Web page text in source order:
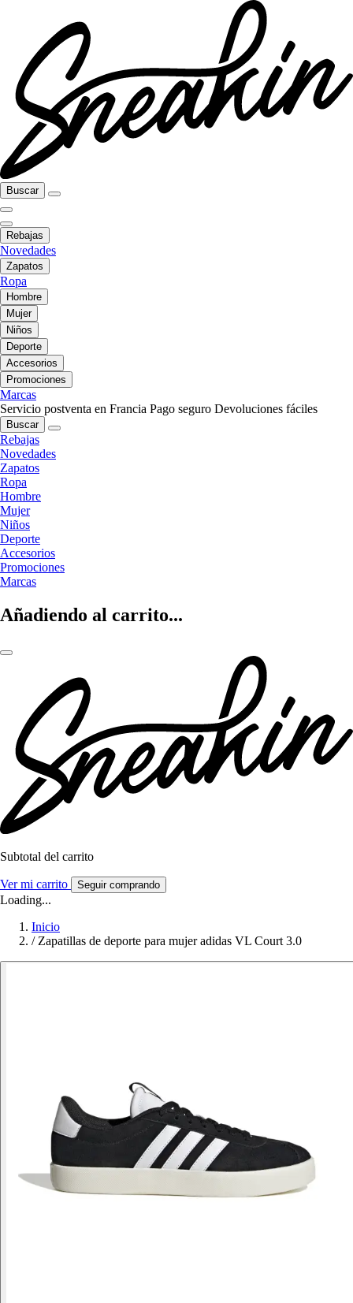
Buscar
Rebajas
Novedades
Zapatos
Ropa
Hombre
Mujer
Niños
Deporte
Accesorios
Promociones
Marcas
Servicio postventa en Francia Pago seguro Devoluciones fáciles
Buscar
Rebajas
Novedades
Zapatos
Ropa
Hombre
Mujer
Niños
Deporte
Accesorios
Promociones
Marcas
Añadiendo al carrito...
Subtotal del carrito
Ver mi carrito Seguir comprando
Loading...
Inicio
/ Zapatillas de deporte para mujer adidas VL Court 3.0